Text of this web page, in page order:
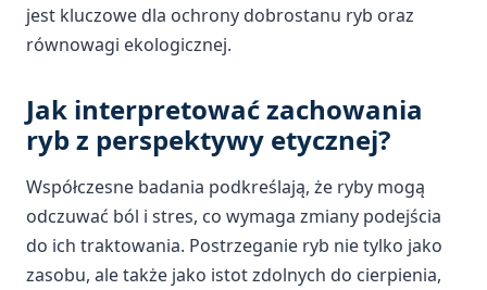
jest kluczowe dla ochrony dobrostanu ryb oraz
równowagi ekologicznej.
Jak interpretować zachowania
ryb z perspektywy etycznej?
Współczesne badania podkreślają, że ryby mogą
odczuwać ból i stres, co wymaga zmiany podejścia
do ich traktowania. Postrzeganie ryb nie tylko jako
zasobu, ale także jako istot zdolnych do cierpienia,